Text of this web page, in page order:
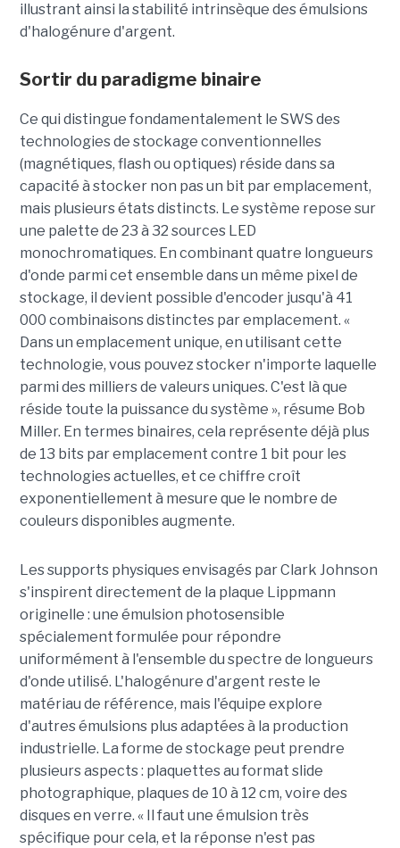
illustrant ainsi la stabilité intrinsèque des émulsions
d'halogénure d'argent.
Sortir du paradigme binaire
Ce qui distingue fondamentalement le SWS des
technologies de stockage conventionnelles
(magnétiques, flash ou optiques) réside dans sa
capacité à stocker non pas un bit par emplacement,
mais plusieurs états distincts. Le système repose sur
une palette de 23 à 32 sources LED
monochromatiques. En combinant quatre longueurs
d'onde parmi cet ensemble dans un même pixel de
stockage, il devient possible d'encoder jusqu'à 41
000 combinaisons distinctes par emplacement. «
Dans un emplacement unique, en utilisant cette
technologie, vous pouvez stocker n'importe laquelle
parmi des milliers de valeurs uniques. C'est là que
réside toute la puissance du système », résume Bob
Miller. En termes binaires, cela représente déjà plus
de 13 bits par emplacement contre 1 bit pour les
technologies actuelles, et ce chiffre croît
exponentiellement à mesure que le nombre de
couleurs disponibles augmente.
Les supports physiques envisagés par Clark Johnson
s'inspirent directement de la plaque Lippmann
originelle : une émulsion photosensible
spécialement formulée pour répondre
uniformément à l'ensemble du spectre de longueurs
d'onde utilisé. L'halogénure d'argent reste le
matériau de référence, mais l'équipe explore
d'autres émulsions plus adaptées à la production
industrielle. La forme de stockage peut prendre
plusieurs aspects : plaquettes au format slide
photographique, plaques de 10 à 12 cm, voire des
disques en verre. « Il faut une émulsion très
spécifique pour cela, et la réponse n'est pas